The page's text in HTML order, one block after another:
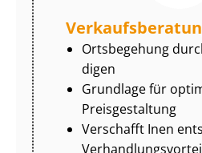
Ortsbegehung
di­gen
Grundlage für
Preisgestaltung
Verschafft Inen